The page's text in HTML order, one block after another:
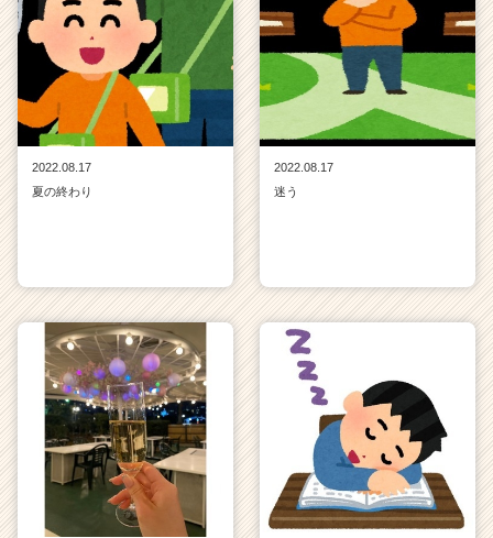
2022.08.17
夏の終わり
2022.08.17
迷う